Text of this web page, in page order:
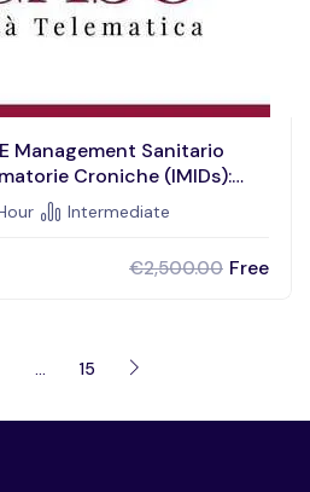
Management Sanitario
Croniche (IMIDs):
Gestione Di Disordini
Indotti Da Fattori Genetici,
Immunoallergologia E
Intermediate
€2,500.00 Free
… 15